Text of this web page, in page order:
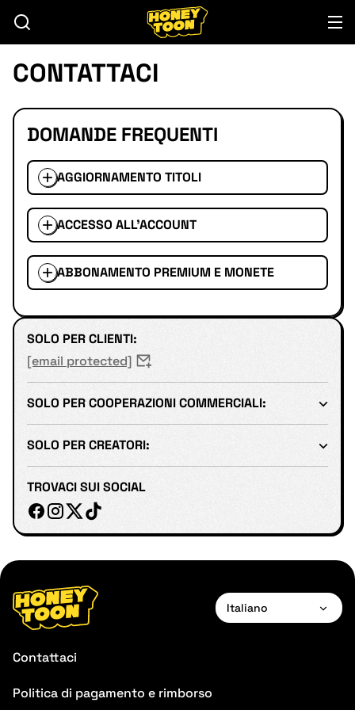
CONTATTACI
DOMANDE FREQUENTI
AGGIORNAMENTO TITOLI
ACCESSO ALL'ACCOUNT
ABBONAMENTO PREMIUM E MONETE
SOLO PER CLIENTI:
[email protected]
SOLO PER COOPERAZIONI COMMERCIALI:
SOLO PER CREATORI:
TROVACI SUI SOCIAL
Italiano
Contattaci
Politica di pagamento e rimborso